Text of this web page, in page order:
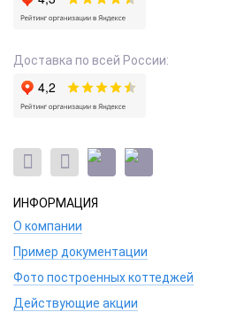
Доставка по всей России:
ИНФОРМАЦИЯ
О компании
Пример документации
Фото построенных коттеджей
Действующие акции